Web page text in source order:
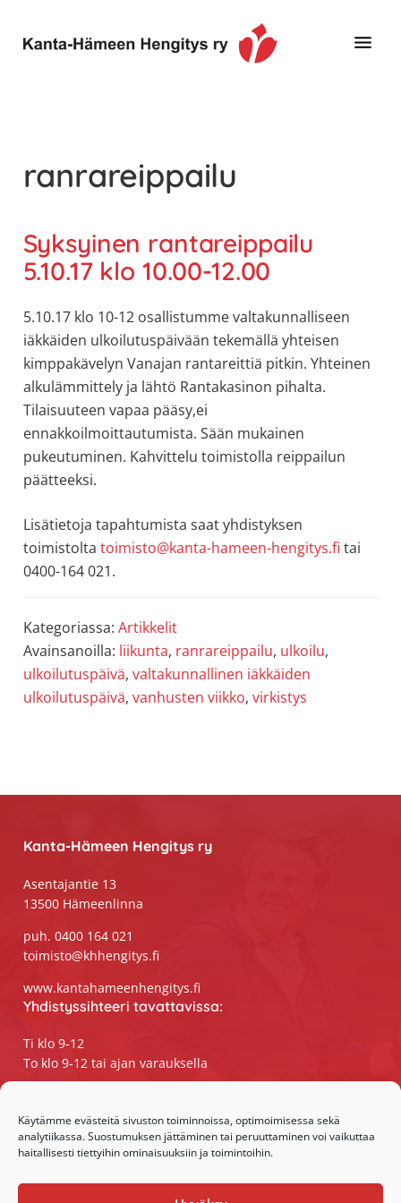
Käytämme evästeitä sivuston toiminnoissa, optimoimisessa sekä
analytiikassa. Suostumuksen jättäminen tai peruuttaminen voi vaikuttaa
haitallisesti tiettyihin ominaisuuksiin ja toimintoihin.
pääsisältöön
alatunnisteeseen
Hengitys
ry
jos
koskettaa
astma,
keuhkoahtaumatauti,uniapnea,
keuhkosairaudet,
huono
sisäilma
tai
allergiat.
K-
H
Hengitys
ranrareippailu
Syksyinen rantareippailu
5.10.17 klo 10.00-12.00
5.10.17 klo 10-12 osallistumme valtakunnalliseen
iäkkäiden ulkoilutuspäivään tekemällä yhteisen
kimppakävelyn Vanajan rantareittiä pitkin. Yhteinen
alkulämmittely ja lähtö Rantakasinon pihalta.
Tilaisuuteen vapaa pääsy,ei
ennakkoilmoittautumista. Sään mukainen
pukeutuminen. Kahvittelu toimistolla reippailun
päätteeksi.
Lisätietoja tapahtumista saat yhdistyksen
toimistolta toimisto@kanta-hameen-hengitys.fi tai
0400-164 021.
Kategoriassa: Artikkelit
Avainsanoilla: liikunta, ranrareippailu, ulkoilu,
ulkoilutuspäivä, valtakunnallinen iäkkäiden
ulkoilutuspäivä, vanhusten viikko, virkistys
Kanta-Hämeen Hengitys ry
Asentajantie 13
13500 Hämeenlinna
puh. 0400 164 021
toimisto@khhengitys.fi
www.kantahameenhengitys.fi
Yhdistyssihteeri tavattavissa:
Ti klo 9-12
To klo 9-12 tai ajan varauksella
maanantaista perjantaihin klo 9-15